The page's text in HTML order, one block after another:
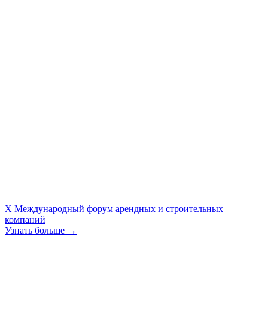
X Международный форум арендных и строительных
компаний
Узнать больше →